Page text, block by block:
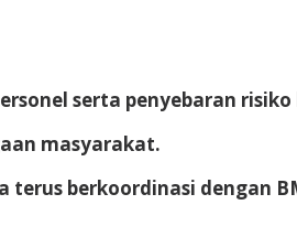
serta penyebaran risiko
masyarakat.
berkoordinasi dengan